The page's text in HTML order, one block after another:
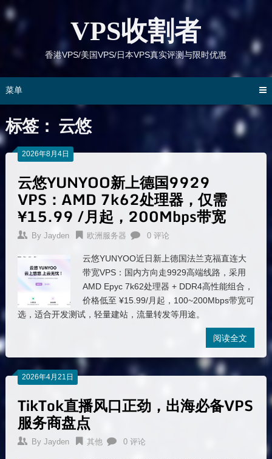
跳
到
VPS收割者
香港VPS/美国VPS/日本VPS真实评测与限时优惠
菜单
标签： 云悠
2026年8月4日
云悠YUNYOO新上德国9929
VPS：AMD 7k62处理器，仅需
¥15.99 /月起，200Mbps带宽
By Jayden 欧洲服务器 0 评论
云悠YUNYOO近日新上德国法兰克福直连大
带宽VPS：国内方向走9929高端线路，采用
AMD Epyc 7k62处理器 + DDR4高性能组合，
价格低至 ¥15.99/月起，100~200Mbps带宽可
选，适合开发测试，轻量建站，流量转发等用途。
阅读全文
2026年4月21日
TikTok直播风口正劲，出海必备VPS
服务商盘点
By Jayden 其他 0 评论